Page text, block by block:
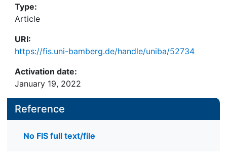
Type:
Article
URI:
https://fis.uni-bamberg.de/handle/uniba/52734
Activation date:
January 19, 2022
Reference
No FIS full text/file